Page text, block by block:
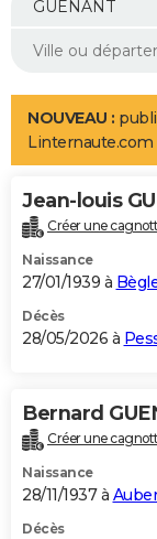
Mobiles
Meilleur smartphone
Internet
Ordinateurs
Jeux vidéo
Guide high-tech
Aménagement
LIFESTYLE
Art de vivre
Bien-être
Loisirs
Mode
Modes de vie
Alimentation
Guide de la santé
Maladies
Médicaments
Sommeil
VOYAGE
Destinations
City break
Voyage nature
Voyage de noces
Forum
Climat
+PHOTO
GUIDES D'ACHAT
BONS PLANS
Carte de Noël
Carte Bonne année
Carte Saint-Valentin
Carte Pâques
Carte d'anniversaire
DICTIONNAIRE
Dictionnaire
Biographies
Citations
Expressions
Proverbes
PROGRAMME TV
NOUVEAU :
Linternaute.com
Jean-louis
Créer une
Naissance
27/01/1939 à
Décès
28/05/2026 à
Bernard
Créer une
Naissance
28/11/1937 à
Décès